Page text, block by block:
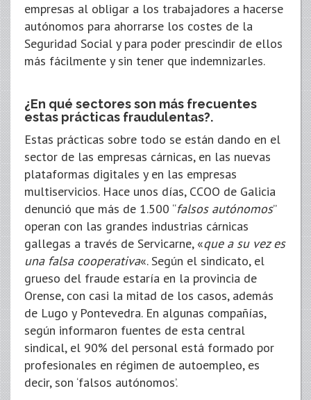
empresas al obligar a los trabajadores a hacerse
autónomos para ahorrarse los costes de la
Seguridad Social y para poder prescindir de ellos
más fácilmente y sin tener que indemnizarles.
¿En qué sectores son más frecuentes
estas prácticas fraudulentas?.
Estas prácticas sobre todo se están dando en el
sector de las empresas cárnicas, en las nuevas
plataformas digitales y en las empresas
multiservicios. Hace unos días, CCOO de Galicia
denunció que más de 1.500 “falsos autónomos”
operan con las grandes industrias cárnicas
gallegas a través de Servicarne, «que a su vez es
una falsa cooperativa«. Según el sindicato, el
grueso del fraude estaría en la provincia de
Orense, con casi la mitad de los casos, además
de Lugo y Pontevedra. En algunas compañías,
según informaron fuentes de esta central
sindical, el 90% del personal está formado por
profesionales en régimen de autoempleo, es
decir, son ‘falsos autónomos’.